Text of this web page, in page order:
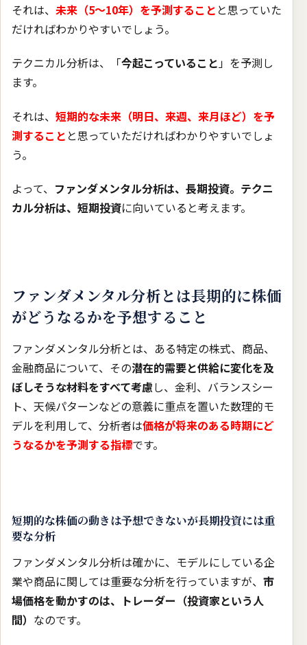
それは、 未来（5〜10年）を予測すること と思っていた
だければわかりやすいでしょう。
テクニカル分析は、「今起こっていること」を予測し
ます。
それは、 短期的な未来（明日、来週、来月ほど）を予
測すること と思っていただければわかりやすいでしょ
う。
よって、 ファンダメンタル分析は、長期投資。テクニ
カル分析は、短期投資に向いていると考えます。
ファンダメンタル分析とは長期的に株価
がどうなるかを予想すること
ファンダメンタル分析とは、ある特定の株式、商品、
金融商品について、その潜在的需要と供給に変化を及
ぼしそうな材料をすべて考慮し、金利、バランスシー
ト、天候パターンなどの意義に重点を置いた数理的モ
デルを利用して、分析者は価格が将来のある時期にど
うなるかを予測する指標です。
短期的な株価の動きは予想できないが長期投資には重
要な分析
ファンダメンタル分析は確かに、モデルにしている企
業や商品に関しては重要な分析を行っていますが、 市
場価格を動かすのは、トレーダー（投資家という人
間） なのです。